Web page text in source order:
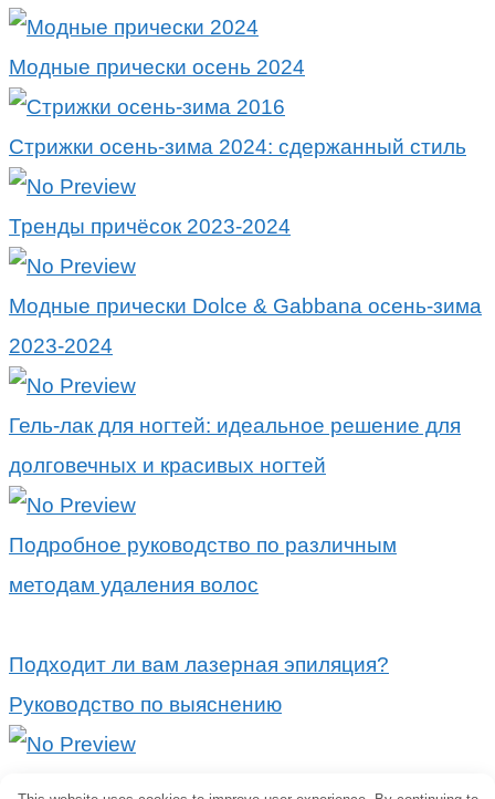
Модные прически осень 2024
Стрижки осень-зима 2024: сдержанный стиль
Тренды причёсок 2023-2024
Модные прически Dolce & Gabbana осень-зима
2023-2024
Гель-лак для ногтей: идеальное решение для
долговечных и красивых ногтей
Подробное руководство по различным
методам удаления волос
Подходит ли вам лазерная эпиляция?
Руководство по выяснению